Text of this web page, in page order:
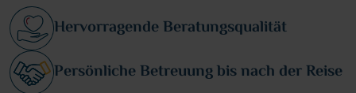
Hervorragende Beratungsqualität
Persönliche Betreuung bis nach der Reise